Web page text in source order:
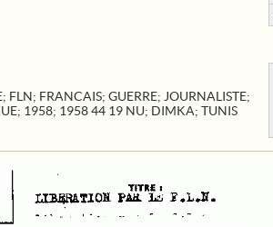
; FLN; FRANCAIS; GUERRE; JOURNALISTE;
; 1958; 1958 44 19 NU; DIMKA; TUNIS